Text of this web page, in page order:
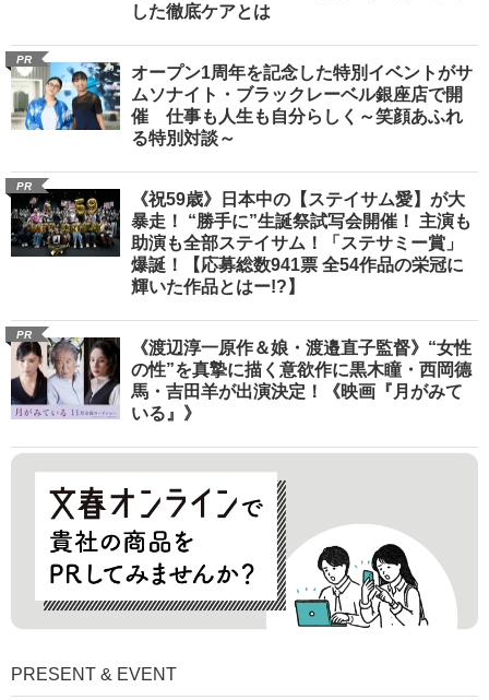
した徹底ケアとは
PR
オープン1周年を記念した特別イベントがサ
ムソナイト・ブラックレーベル銀座店で開
催 仕事も人生も自分らしく～笑顔あふれ
る特別対談～
PR
《祝59歳》日本中の【ステイサム愛】が大
暴走！ “勝手に”生誕祭試写会開催！ 主演も
助演も全部ステイサム！「ステサミー賞」
爆誕！【応募総数941票 全54作品の栄冠に
輝いた作品とはー!?】
PR
《渡辺淳一原作＆娘・渡邉直子監督》“女性
の性”を真摯に描く意欲作に黒木瞳・西岡德
馬・吉田羊が出演決定！《映画『月がみて
いる』》
PRESENT & EVENT